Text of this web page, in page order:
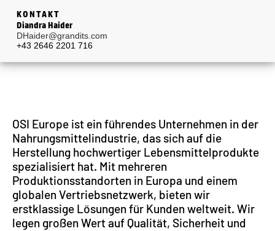
KONTAKT
Diandra Haider
DHaider@grandits.com
+43 2646 2201 716
OSI Europe ist ein führendes Unternehmen in der
Nahrungsmittelindustrie, das sich auf die
Herstellung hochwertiger Lebensmittelprodukte
spezialisiert hat. Mit mehreren
Produktionsstandorten in Europa und einem
globalen Vertriebsnetzwerk, bieten wir
erstklassige Lösungen für Kunden weltweit. Wir
legen großen Wert auf Qualität, Sicherheit und